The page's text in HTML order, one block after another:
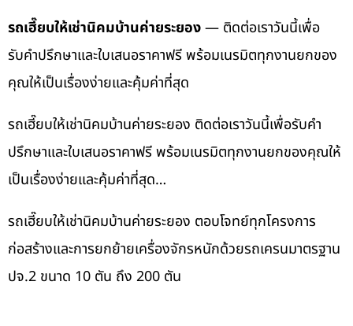
รถเฮี๊ยบให้เช่านิคมบ้านค่ายระยอง— ติดต่อเราวันนี้เพื่อ
รับคำปรึกษาและใบเสนอราคาฟรี พร้อมเนรมิตทุกงานยกของ
คุณให้เป็นเรื่องง่ายและคุ้มค่าที่สุด
รถเฮี๊ยบให้เช่านิคมบ้านค่ายระยอง ติดต่อเราวันนี้เพื่อรับคำ
ปรึกษาและใบเสนอราคาฟรี พร้อมเนรมิตทุกงานยกของคุณให้
เป็นเรื่องง่ายและคุ้มค่าที่สุด…
รถเฮี๊ยบให้เช่านิคมบ้านค่ายระยอง ตอบโจทย์ทุกโครงการ
ก่อสร้างและการยกย้ายเครื่องจักรหนักด้วยรถเครนมาตรฐาน
ปจ.2 ขนาด 10 ตัน ถึง 200 ตัน